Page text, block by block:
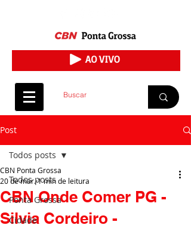
Post
Todos posts
Ponta Grossa
Cidade
Todos posts
CBN Onde Comer PG -
Silvia Cordeiro -
CBN Ponta Grossa
20 de mar.1 min de leitura